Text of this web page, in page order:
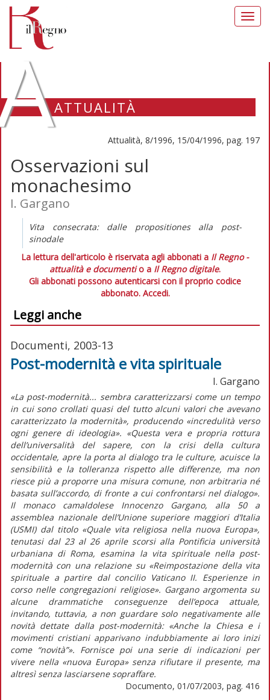
ATTUALITÀ
Attualità, 8/1996, 15/04/1996, pag. 197
Osservazioni sul
monachesimo
I. Gargano
Vita consecrata: dalle propositiones alla post-
sinodale
La lettura dell'articolo è riservata agli abbonati a Il Regno -
attualità e documentio a Il Regno digitale.
Gli abbonati possono autenticarsi con il proprio codice
abbonato. Accedi.
Leggi anche
Documenti, 2003-13
Post-modernità e vita spirituale
I. Gargano
«La post-modernità... sembra caratterizzarsi come un tempo
in cui sono crollati quasi del tutto alcuni valori che avevano
caratterizzato la modernità», producendo «incredulità verso
ogni genere di ideologia». «Questa vera e propria rottura
dell’universalità del sapere, con la crisi della cultura
occidentale, apre la porta al dialogo tra le culture, acuisce la
sensibilità e la tolleranza rispetto alle differenze, ma non
riesce più a proporre una misura comune, non arbitraria né
basata sull’accordo, di fronte a cui confrontarsi nel dialogo».
Il monaco camaldolese Innocenzo Gargano, alla 50 a
assemblea nazionale dell’Unione superiore maggiori d’Italia
(USMI) dal titolo «Quale vita religiosa nella nuova Europa»,
tenutasi dal 23 al 26 aprile scorsi alla Pontificia università
urbaniana di Roma, esamina la vita spirituale nella post-
modernità con una relazione su «Reimpostazione della vita
spirituale a partire dal concilio Vaticano II. Esperienze in
corso nelle congregazioni religiose». Gargano argomenta su
alcune drammatiche conseguenze dell’epoca attuale,
invitando, tuttavia, a non guardare solo negativamente alle
novità dettate dalla post-modernità: «Anche la Chiesa e i
movimenti cristiani apparivano indubbiamente ai loro inizi
come “novità”». Fornisce poi una serie di indicazioni per
vivere nella «nuova Europa» senza rifiutare il presente, ma
altresì senza lasciarsene sopraffare.
Documento, 01/07/2003, pag. 416